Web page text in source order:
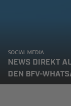
SOCIAL MEDIA
NEWS DIREKT
DEN BFV-